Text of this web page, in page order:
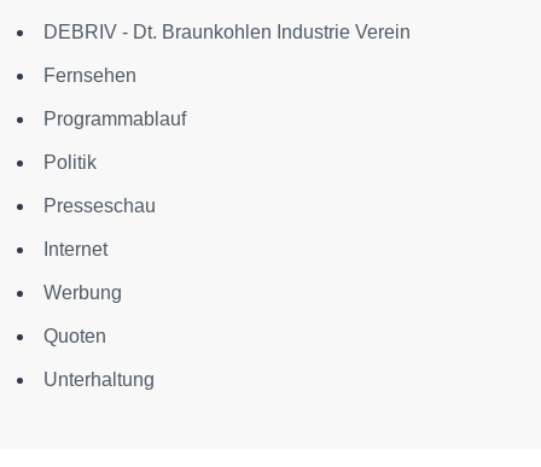
DEBRIV - Dt. Braunkohlen Industrie Verein
Fernsehen
Programmablauf
Politik
Presseschau
Internet
Werbung
Quoten
Unterhaltung